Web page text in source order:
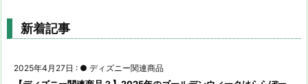
新着記事
2025年4月27日 : ● ディズニー関連商品